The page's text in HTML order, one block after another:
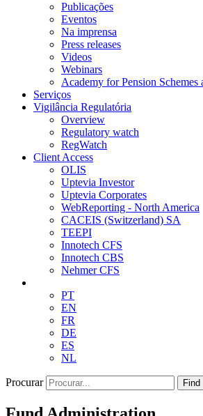
Publicações
Eventos
Na imprensa
Press releases
Videos
Webinars
Academy for Pension Schemes
Serviços
Vigilância Regulatória
Overview
Regulatory watch
RegWatch
Client Access
OLIS
Uptevia Investor
Uptevia Corporates
WebReporting - North America
CACEIS (Switzerland) SA
TEEPI
Innotech CFS
Innotech CBS
Nehmer CFS
PT
EN
FR
DE
ES
NL
Procurar Find